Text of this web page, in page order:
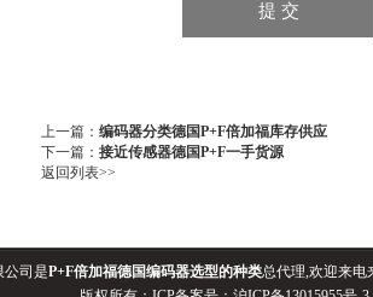
上一篇： 编码器分类德国P+F倍加福库存供应
下一篇： 接近传感器德国P+F一手货源
返回列表>>
公司是P+F倍加福德国编码器选型的种类总代理,欢迎来电